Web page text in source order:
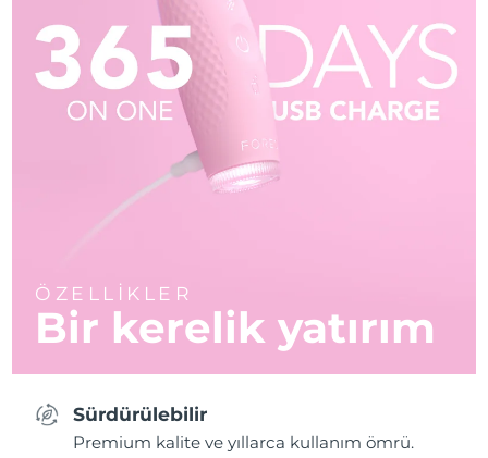
ÖZELLİKLER
Bir kerelik yatırım
Sürdürülebilir
Premium kalite ve yıllarca kullanım ömrü.